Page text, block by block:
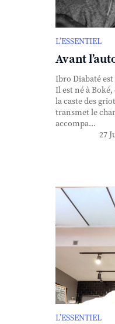
L’ESSENTIEL
Avant
Ibro Diabaté
Il est né à
la caste des
transmet le
accompa...
27
L’ESSENTIEL